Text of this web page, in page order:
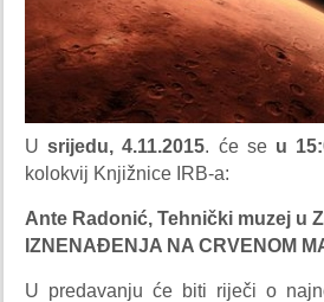
Usrijedu, 4.11.2015. će seu
kolokvij Knjižnice IRB-a:
Ante Radonić, Tehnički muzej u
IZNENAĐENJA NA CRVENOM
U predavanju će biti riječi o